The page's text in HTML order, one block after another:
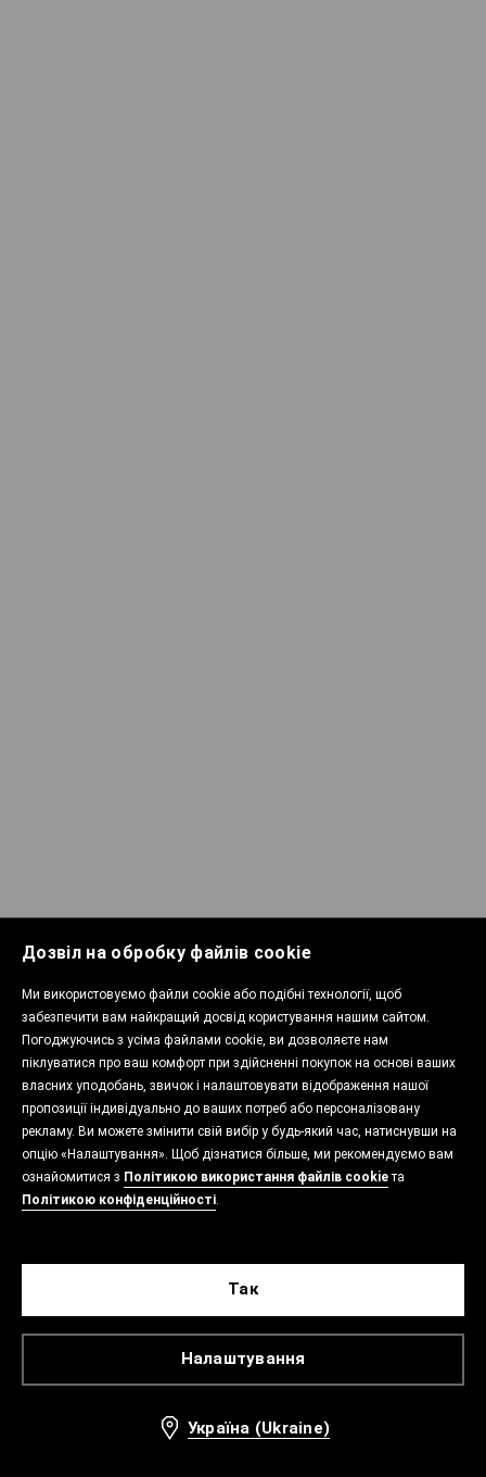
Дозвіл на обробку файлів cookie
Ми використовуємо файли cookie або подібні технології, щоб
забезпечити вам найкращий досвід користування нашим сайтом.
Погоджуючись з усіма файлами cookie, ви дозволяєте нам
піклуватися про ваш комфорт при здійсненні покупок на основі ваших
власних уподобань, звичок і налаштовувати відображення нашої
пропозиції індивідуально до ваших потреб або персоналізовану
рекламу. Ви можете змінити свій вибір у будь-який час, натиснувши на
опцію «Налаштування». Щоб дізнатися більше, ми рекомендуємо вам
ознайомитися з Політикою використання файлів cookieта
Політикою конфіденційності.
Налаштування
Так
Україна (Ukraine)